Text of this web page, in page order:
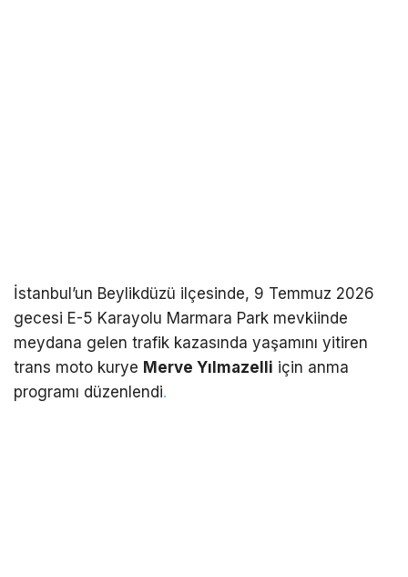
İstanbul’un Beylikdüzü ilçesinde, 9 Temmuz 2026
gecesi E-5 Karayolu Marmara Park mevkiinde
meydana gelen trafik kazasında yaşamını yitiren
trans moto kurye Merve Yılmazelli için anma
programı düzenlendi.